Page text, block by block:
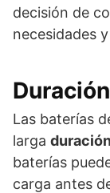
decisión de
necesidades
Las baterías
larga
baterías
carga antes